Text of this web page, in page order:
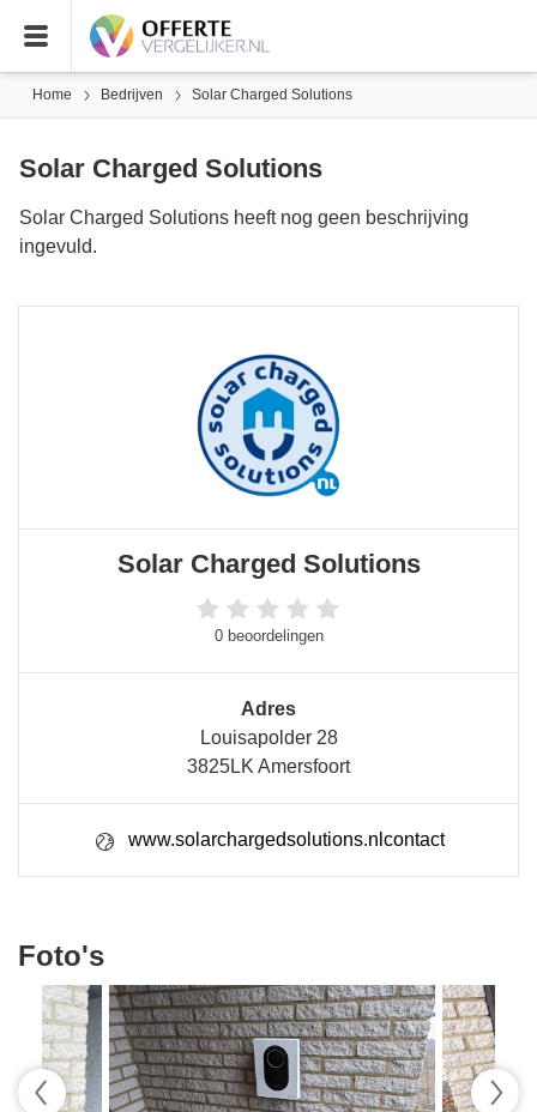
Home Bedrijven Solar Charged Solutions
Solar Charged Solutions
Solar Charged Solutions heeft nog geen beschrijving
ingevuld.
Solar Charged Solutions
0 beoordelingen
Adres
Louisapolder 28
3825LK Amersfoort
www.solarchargedsolutions.nlcontact
Foto's